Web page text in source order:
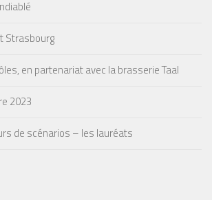
Strasbourg
en partenariat avec la brasserie Taal
2023
de scénarios – les lauréats